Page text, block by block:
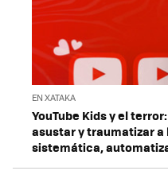
EN XATAKA
YouTube Kids y el
asustar y traumatizar a
sistemática,